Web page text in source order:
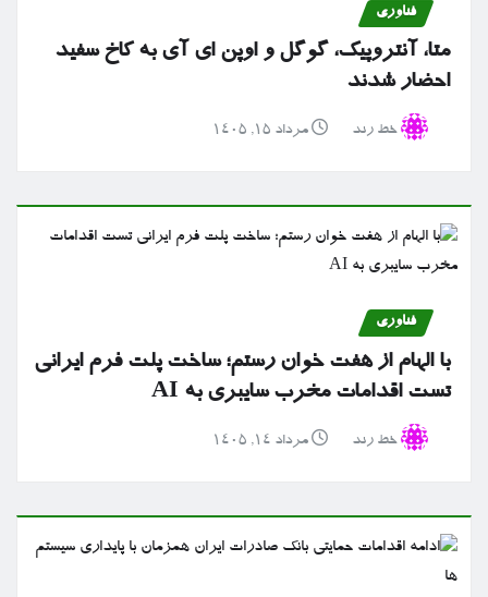
فناوری
متا، آنتروپیک، گوگل و اوپن ای آی به کاخ سفید
احضار شدند
خط رند مرداد ۱۵, ۱۴۰۵
فناوری
با الهام از هفت خوان رستم؛ ساخت پلت فرم ایرانی
تست اقدامات مخرب سایبری به AI
خط رند مرداد ۱۴, ۱۴۰۵